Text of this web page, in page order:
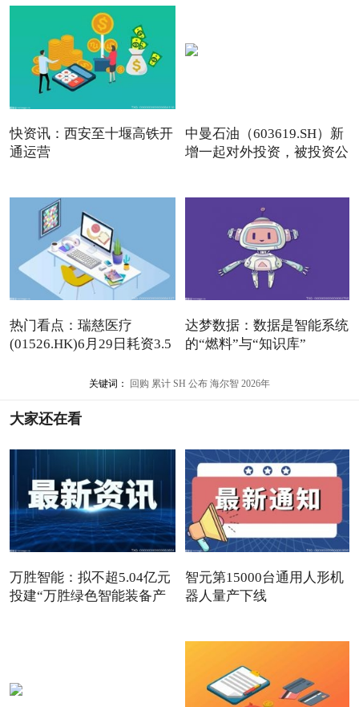
快资讯：西安至十堰高铁开
通运营
中曼石油（603619.SH）新
增一起对外投资，被投资公
热门看点：瑞慈医疗
(01526.HK)6月29日耗资3.5
达梦数据：数据是智能系统
的“燃料”与“知识库”
关键词： 回购 累计 SH 公布 海尔智 2026年
大家还在看
万胜智能：拟不超5.04亿元
投建“万胜绿色智能装备产
智元第15000台通用人形机
器人量产下线